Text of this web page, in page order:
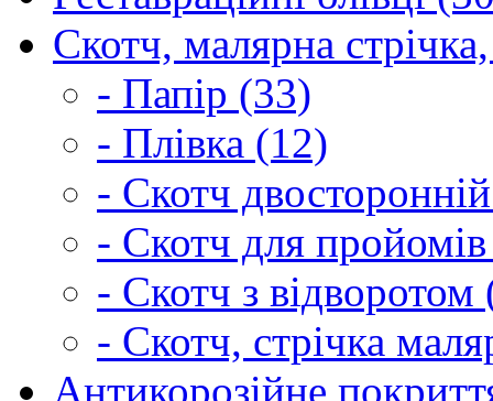
Скотч, малярна
- Папір (33)
- Плівка (12)
- Скотч
- Скотч для
- Скотч з відворотом
- Скотч, стрічка
Антикорозійне